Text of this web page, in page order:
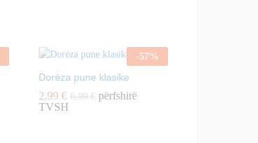
-57%
Dorëza pune klasike
2,99 € 6,99€ përfshirë
TVSH